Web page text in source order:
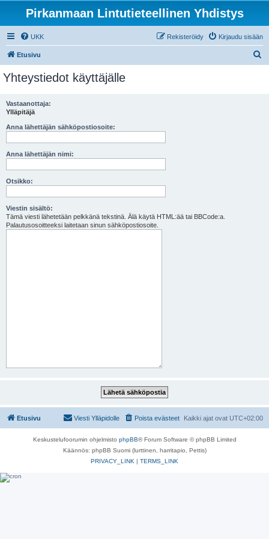
Pirkanmaan Lintutieteellinen Yhdistys
UKK Kirjaudu sisään
Rekisteröidy
Etusivu
Yhteystiedot käyttäjälle
Vastaanottaja:
Ylläpitäjä
Anna lähettäjän sähköpostiosoite:
Anna lähettäjän nimi:
Otsikko:
Viestin sisältö:
Tämä viesti lähetetään pelkkänä tekstinä. Älä käytä HTML:ää tai BBCode:a.
Palautusosoitteeksi laitetaan sinun sähköpostiosoite.
Etusivu Kaikki ajat ovat UTC+02:00
Poista evästeet
Viesti Ylläpidolle
Keskustelufoorumin ohjelmisto phpBB® Forum Software © phpBB Limited
Käännös: phpBB Suomi (lurttinen, harritapio, Pettis)
PRIVACY_LINK | TERMS_LINK